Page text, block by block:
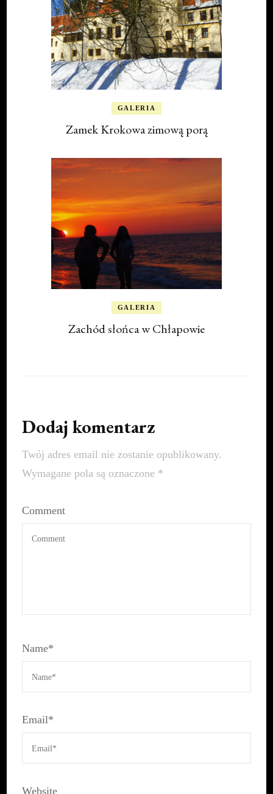
GALERIA
Zamek Krokowa zimową porą
GALERIA
Zachód słońca w Chłapowie
Dodaj komentarz
Twój adres email nie zostanie opublikowany.
Wymagane pola są oznaczone *
Comment
Name*
Email*
Website